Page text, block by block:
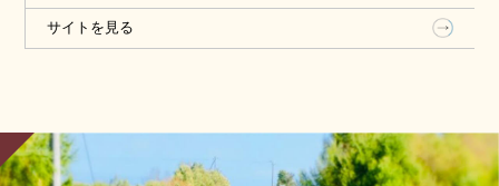
風景を一望。
「空のブランコ」「虹色の椅子」など写真スポット
ご家族・ご友人またはお一人でも素敵なお庭を楽し
めること間違いなしです！
サイトを見る